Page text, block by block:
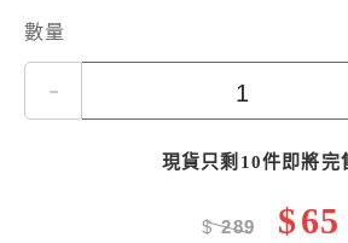
數量
-
現貨只剩10件即將完
$289 $65